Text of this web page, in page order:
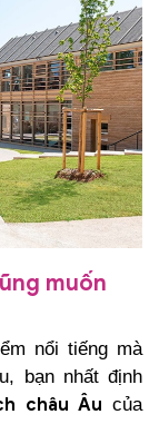
muốn
nổi tiếng mà
bạn nhất định
châu Âu của